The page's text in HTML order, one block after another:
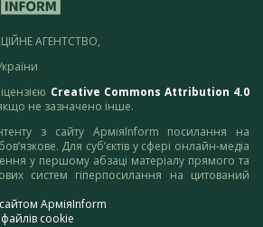
АГЕНТСТВО,
Creative Commons Attribution 4.0
не зазначено інше.
з сайту АрміяInform посилання на
Для суб’єктів у сфері онлайн-медіа
у першому абзаці матеріалу прямого та
систем гіперпосилання на цитований
АрміяInform
cookie